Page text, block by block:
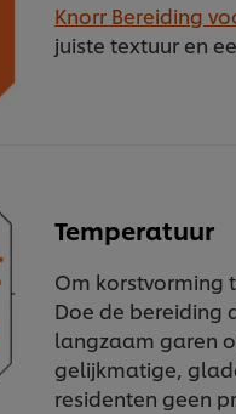
Knorr Bereiding
juiste textuur en
Temperatuur
Om korstvorming
Doe de bereiding
langzaam garen
gelijkmatige,
residenten geen